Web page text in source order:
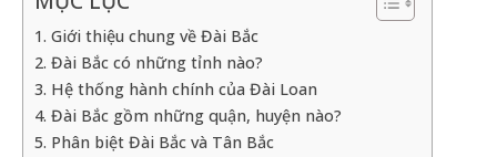
1. Giới thiệu chung về Đài Bắc
2. Đài Bắc có những tỉnh nào?
3. Hệ thống hành chính của Đài Loan
4. Đài Bắc gồm những quận, huyện nào?
5. Phân biệt Đài Bắc và Tân Bắc